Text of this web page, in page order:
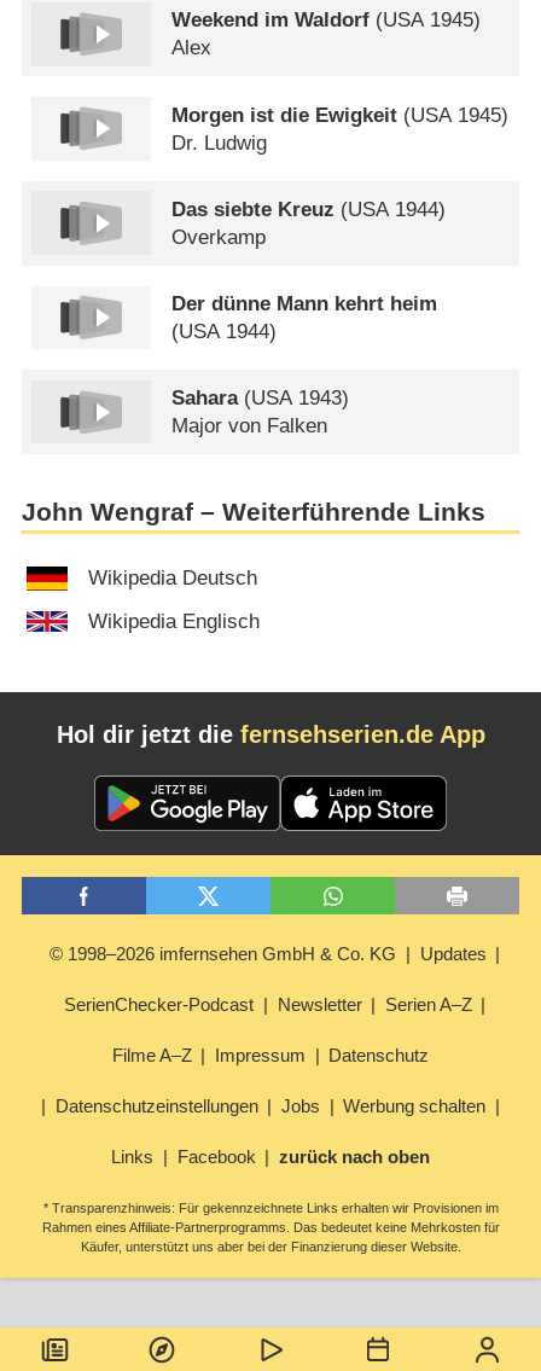
Weekend im Waldorf (USA1945)
Alex
Morgen ist die Ewigkeit (USA 1945)
Dr. Ludwig
Das siebte Kreuz (USA 1944)
Overkamp
Der dünne Mann kehrt heim
(USA1944)
Sahara(USA1943)
Major von Falken
John Wengraf – Weiterführende Links
Wikipedia Deutsch
Wikipedia Englisch
Hol dir jetzt die fernsehserien.de App
© 1998–2026 imfernsehen GmbH & Co. KG Updates
SerienChecker-Podcast Newsletter Serien A–Z
Filme A–Z Impressum Datenschutz
Datenschutzeinstellungen Jobs Werbung schalten
Links Facebook zurück nach oben
* Transparenzhinweis: Für gekennzeichnete Links erhalten wir Provisionen im
Rahmen eines Affiliate-Partnerprogramms. Das bedeutet keine Mehrkosten für
Käufer, unterstützt uns aber bei der Finanzierung dieser Website.